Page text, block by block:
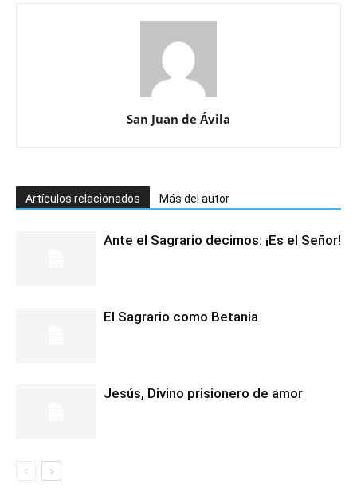
San Juan de Ávila
Artículos relacionados Más del autor
Ante el Sagrario decimos: ¡Es el Señor!
El Sagrario como Betania
Jesús, Divino prisionero de amor